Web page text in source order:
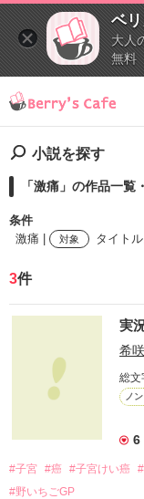
ベ
大人
無料
小説を探す
「激痛」の作品一覧
条件
激痛 |
対象 タイト
検索ワード
タイトル
3件
実
希
総文
ノ
6
#子宮 #癌 #子宮けい癌
#野いちごGP